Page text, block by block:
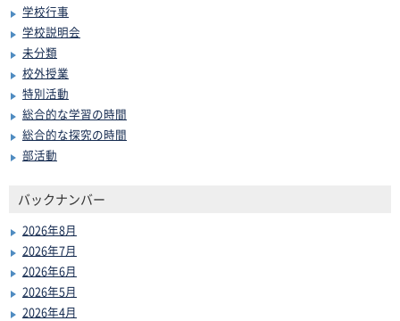
学校行事
学校説明会
未分類
校外授業
特別活動
総合的な学習の時間
総合的な探究の時間
部活動
バックナンバー
2026年8月
2026年7月
2026年6月
2026年5月
2026年4月